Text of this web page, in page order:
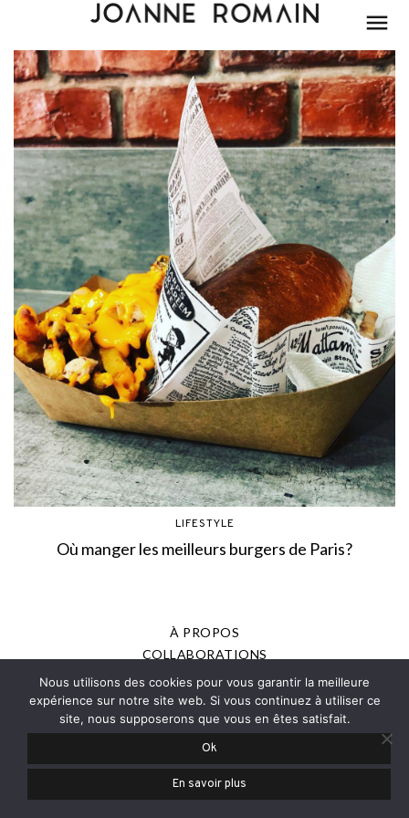
MODE
LIFESTYLE
PARIS
DÉCORATION
LIFESTYLE
Où manger les meilleurs burgers de Paris?
À PROPOS
COLLABORATIONS
MENTIONS LÉGALES
POLITIQUE DE CONFIDENTIALITÉ
PRESSE
© 2013-2025 - JOANNE ROMAIN, TOUS DROITS RÉSERVÉS
Nous utilisons des cookies pour vous garantir la meilleure
expérience sur notre site web. Si vous continuez à utiliser ce
site, nous supposerons que vous en êtes satisfait.
Ok
En savoir plus